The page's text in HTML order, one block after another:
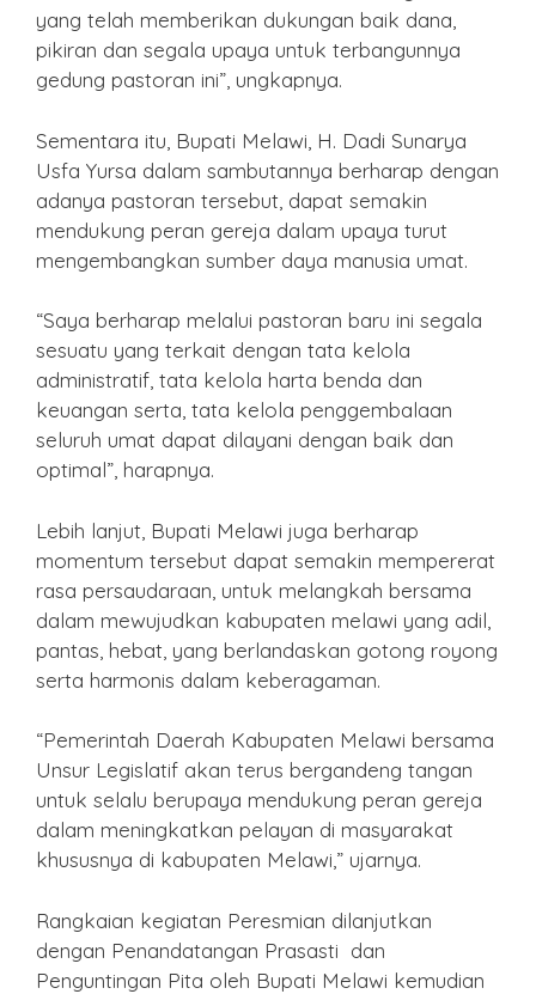
yang telah memberikan dukungan baik dana,
pikiran dan segala upaya untuk terbangunnya
gedung pastoran ini”, ungkapnya.
Sementara itu, Bupati Melawi, H. Dadi Sunarya
Usfa Yursa dalam sambutannya berharap dengan
adanya pastoran tersebut, dapat semakin
mendukung peran gereja dalam upaya turut
mengembangkan sumber daya manusia umat.
“Saya berharap melalui pastoran baru ini segala
sesuatu yang terkait dengan tata kelola
administratif, tata kelola harta benda dan
keuangan serta, tata kelola penggembalaan
seluruh umat dapat dilayani dengan baik dan
optimal”, harapnya.
Lebih lanjut, Bupati Melawi juga berharap
momentum tersebut dapat semakin mempererat
rasa persaudaraan, untuk melangkah bersama
dalam mewujudkan kabupaten melawi yang adil,
pantas, hebat, yang berlandaskan gotong royong
serta harmonis dalam keberagaman.
“Pemerintah Daerah Kabupaten Melawi bersama
Unsur Legislatif akan terus bergandeng tangan
untuk selalu berupaya mendukung peran gereja
dalam meningkatkan pelayan di masyarakat
khususnya di kabupaten Melawi,” ujarnya.
Rangkaian kegiatan Peresmian dilanjutkan
dengan Penandatangan Prasasti dan
Penguntingan Pita oleh Bupati Melawi kemudian